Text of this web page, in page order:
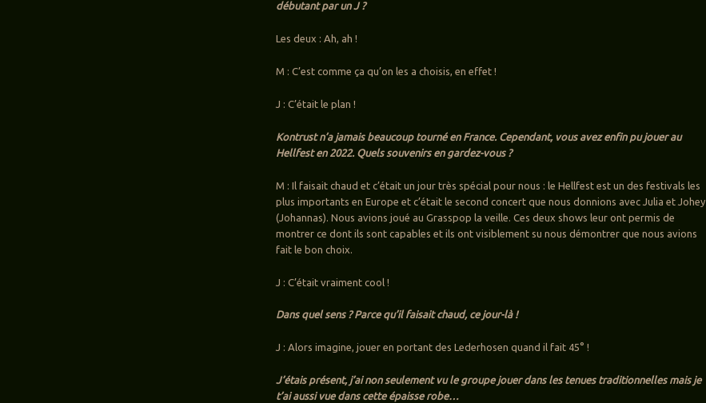
débutant par un J ?
Les deux : Ah, ah !
M : C’est comme ça qu’on les a choisis, en effet !
J : C’était le plan !
Kontrust n’a jamais beaucoup tourné en France. Cependant, vous avez enfin pu jouer au
Hellfest en 2022. Quels souvenirs en gardez-vous ?
M : Il faisait chaud et c’était un jour très spécial pour nous : le Hellfest est un des festivals les
plus importants en Europe et c’était le second concert que nous donnions avec Julia et Johey
(Johannas). Nous avions joué au Grasspop la veille. Ces deux shows leur ont permis de
montrer ce dont ils sont capables et ils ont visiblement su nous démontrer que nous avions
fait le bon choix.
J : C’était vraiment cool !
Dans quel sens ? Parce qu’il faisait chaud, ce jour-là !
J : Alors imagine, jouer en portant des Lederhosen quand il fait 45° !
J’étais présent, j’ai non seulement vu le groupe jouer dans les tenues traditionnelles mais je
t’ai aussi vue dans cette épaisse robe…